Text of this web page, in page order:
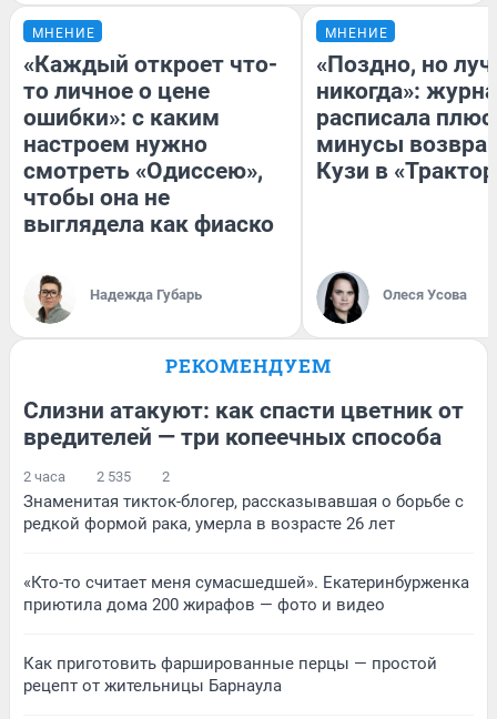
МНЕНИЕ
«Каждый откроет что-
то личное о цене
ошибки»: с каким
настроем нужно
смотреть «Одиссею»,
чтобы она не
выглядела как фиаско
Надежда Губарь
МНЕНИЕ
«Поздно, но
никогда»:
расписала
минусы
Кузи в
Олеся Усова
РЕКОМЕНДУЕМ
Слизни атакуют: как спасти цветник от
вредителей — три копеечных способа
2 часа 2 535 2
Знаменитая тикток-блогер, рассказывавшая о борьбе с
редкой формой рака, умерла в возрасте 26 лет
«Кто-то считает меня сумасшедшей». Екатеринбурженка
приютила дома 200 жирафов — фото и видео
Как приготовить фаршированные перцы — простой
рецепт от жительницы Барнаула